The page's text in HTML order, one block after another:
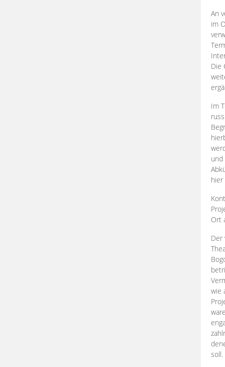
An
im
Die
Im
und
Ort
Der
wie
zahlr
soll.